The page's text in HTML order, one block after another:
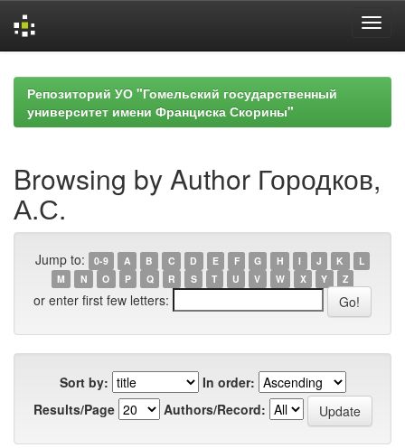
navigationРепозиторий УО "Гомельский государственный
университет имени Франциска Скорины"
Browsing by Author Городков,
А.С.
Jump to: 0-9 A B C D E F G H I J K
L
M
N O P Q R S T U V W X Y Z
or enter first few letters:
Sort by:
In order:
Results/Page
Authors/Record: